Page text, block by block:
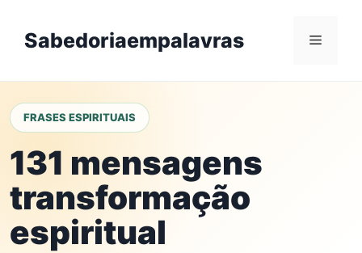
contentSabedoriaempalavras Menu
FRASES ESPIRITUAIS
131 mensagens
transformação
espiritual